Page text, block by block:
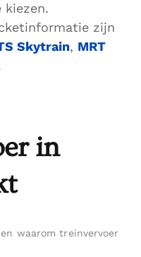
kiezen.
zijn
Skytrain, MRT
in
waarom treinvervoer